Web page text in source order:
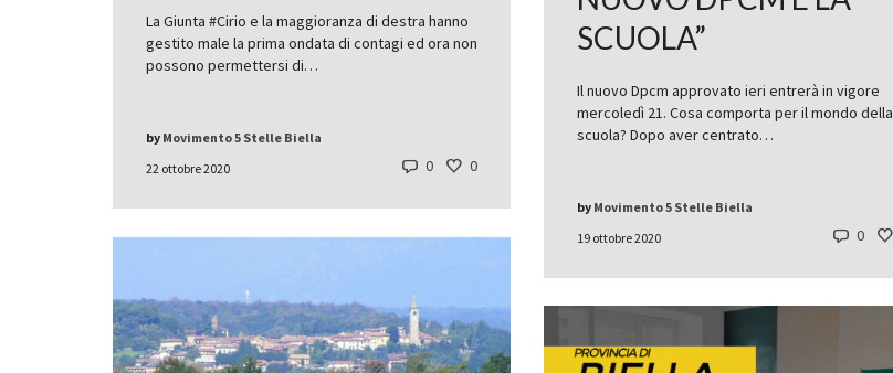
La Giunta #Cirio e la maggioranza di destra hanno
gestito male la prima ondata di contagi ed ora non
possono permettersi di…
22 ottobre 2020
by Movimento 5 Stelle Biella
0 0
SCUOLA”
Il nuovo Dpcm approvato ieri entrerà in vigore
mercoledì 21. Cosa comporta per il mondo della
scuola? Dopo aver centrato…
19 ottobre 2020
by Movimento 5 Stelle Biella
0